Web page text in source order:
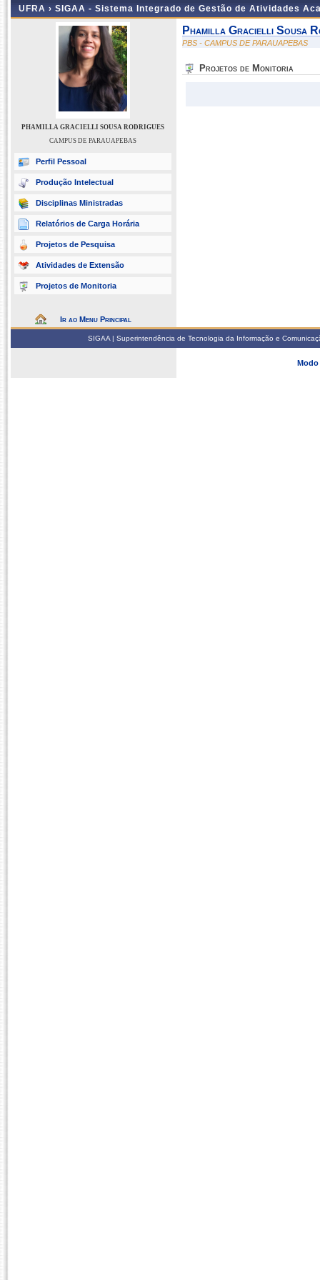
UFRA › SIGAA - Sistema Integrado de Gestão de Atividades
PHAMILLA GRACIELLI SOUSA RODRIGUES
CAMPUS DE PARAUAPEBAS
Perfil Pessoal
Produção Intelectual
Disciplinas Ministradas
Relatórios de Carga Horária
Projetos de Pesquisa
Atividades de Extensão
Projetos de Monitoria
Ir ao Menu Principal
Phamilla Gracielli Sousa
PBS - CAMPUS DE PARAUAPEBAS
Projetos de Monitoria
SIGAA | Superintendência de Tecnologia da Informação e
Modo